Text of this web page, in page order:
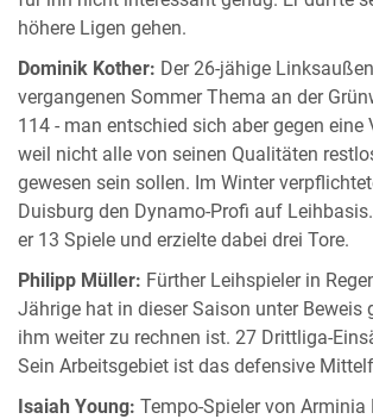
höhere Ligen gehen.
Dominik Kother: Der 26-jähige
vergangenen Sommer Thema an der
114 - man entschied sich aber gegen eine
weil nicht alle von seinen Qualitäten
gewesen sein sollen. Im Winter
Duisburg den Dynamo-Profi auf
er 13 Spiele und erzielte dabei drei Tore.
Philipp Müller: Fürther Leihspieler in
Jährige hat in dieser Saison unter Beweis
ihm weiter zu rechnen ist. 27 Drittliga-
Sein Arbeitsgebiet ist das defensive
Isaiah Young: Tempo-Spieler von Arminia